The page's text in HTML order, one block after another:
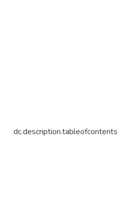
dc.description.tableofcontents